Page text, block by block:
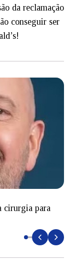
da reclamação
conseguir ser
cirurgia para